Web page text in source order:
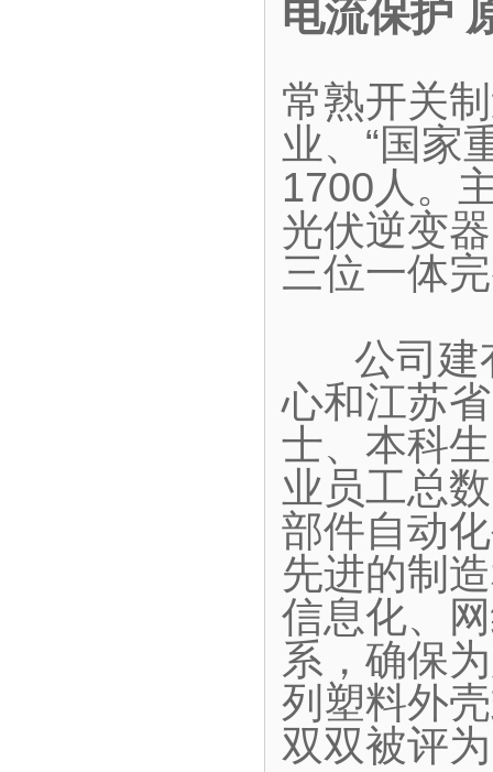
电流保护
常熟开关
业、“国家
1700人。
光伏逆变
三位一体
公司建
心和江苏
士、本科
业员工总
部件自动
先进的制
信息化、
系，确保
列塑料外
双双被评